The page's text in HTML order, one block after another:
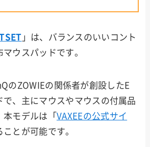
」は、バランスのいいコント
ウスパッドです。
のZOWIEの関係者が創設したE
で、主にマウスやマウスの付属品
本モデルは「 VAXEEの公式サイ
ことが可能です。